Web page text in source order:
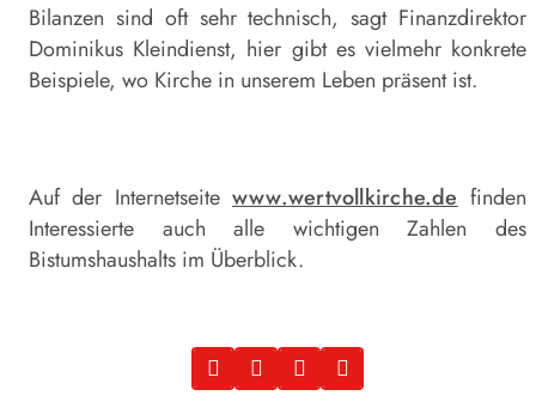
Bilanzen sind oft sehr technisch, sagt Finanzdirektor
Dominikus Kleindienst, hier gibt es vielmehr konkrete
Beispiele, wo Kirche in unserem Leben präsent ist.
Auf der Internetseite www.wertvollkirche.de finden
Interessierte auch alle wichtigen Zahlen des
Bistumshaushalts im Überblick.